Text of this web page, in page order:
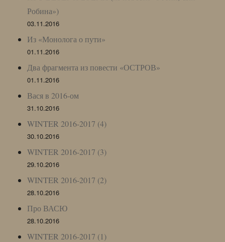
Робина»)
03.11.2016
Из «Монолога о пути»
01.11.2016
Два фрагмента из повести «ОСТРОВ»
01.11.2016
Вася в 2016-ом
31.10.2016
WINTER 2016-2017 (4)
30.10.2016
WINTER 2016-2017 (3)
29.10.2016
WINTER 2016-2017 (2)
28.10.2016
Про ВАСЮ
28.10.2016
WINTER 2016-2017 (1)